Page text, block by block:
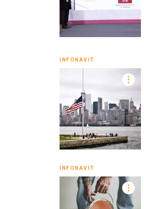
INFONAVIT
INFONAVIT